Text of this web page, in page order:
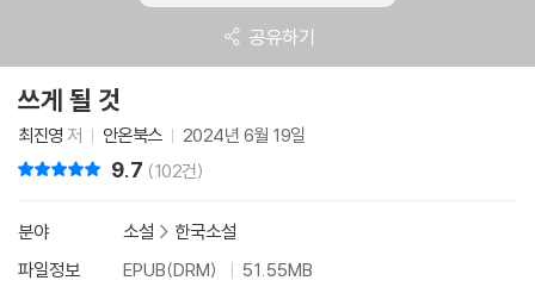
공유하기
쓰게 될 것
최진영 저 안온북스 2024년 6월 19일
9.7 (102건)
분야 소설 > 한국소설
파일정보
EPUB(DRM)
51.55MB